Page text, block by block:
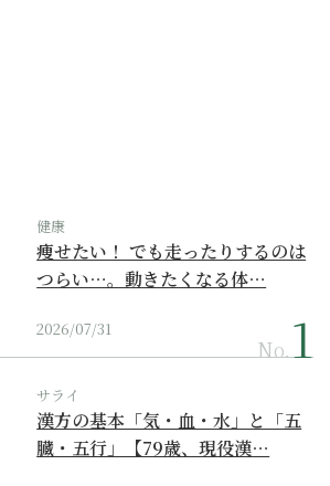
健康
痩せたい！ でも走ったりするのは
つらい…。動きたくなる体…
2026/07/31
No.
サライ
漢方の基本「気・血・水」と「五
臓・五行」【79歳、現役漢…